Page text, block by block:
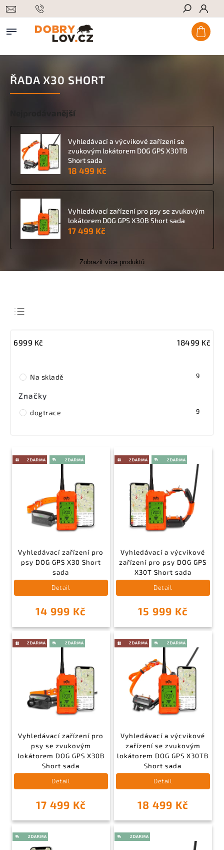
Hledat
ŘADA X30 SHORT
Nejprodávanější
Vyhledávací a výcvikové zařízení se
zvukovým lokátorem DOG GPS X30TB
Short sada
18 499 Kč
Vyhledávací zařízení pro psy se zvukovým
lokátorem DOG GPS X30B Short sada
17 499 Kč
Zobrazit více produktů
Nejdražší
Abecedně
6999 Kč 18499 Kč
Na skladě 9
Značky
dogtrace 9
Vyhledávací zařízení pro
psy DOG GPS X30 Short
sada
14 999 Kč
Detail
Vyhledávací a výcvikové
zařízení pro psy DOG GPS
X30T Short sada
15 999 Kč
Detail
Vyhledávací zařízení pro
psy se zvukovým
lokátorem DOG GPS X30B
Short sada
17 499 Kč
Detail
Vyhledávací a výcvikové
zařízení se zvukovým
lokátorem DOG GPS X30TB
Short sada
18 499 Kč
Detail